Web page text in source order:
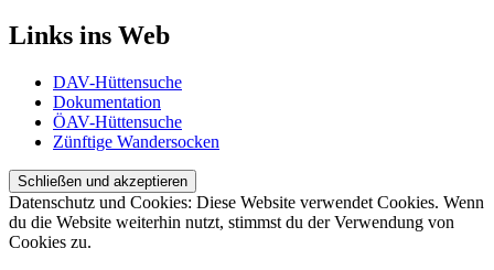
Links ins Web
DAV-Hüttensuche
Dokumentation
ÖAV-Hüttensuche
Zünftige Wandersocken
Datenschutz und Cookies: Diese Website verwendet Cookies. Wenn
du die Website weiterhin nutzt, stimmst du der Verwendung von
Cookies zu.